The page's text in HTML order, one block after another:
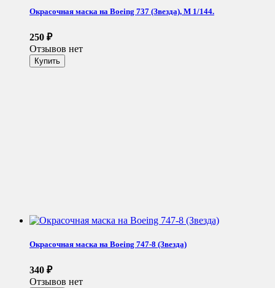
Окрасочная маска на Boeing 737 (Звезда), М 1/144.
250 ₽
Отзывов нет
Окрасочная маска на Boeing 747-8 (Звезда)
340 ₽
Отзывов нет